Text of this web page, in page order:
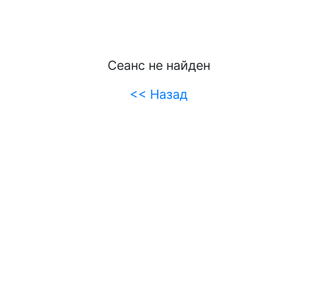
Сеанс не найден
<< Назад